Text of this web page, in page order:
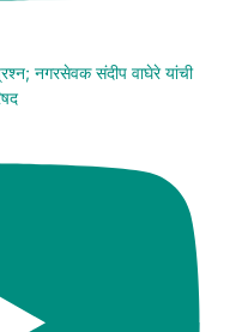
नगरसेवक संदीप वाघेरे यांची